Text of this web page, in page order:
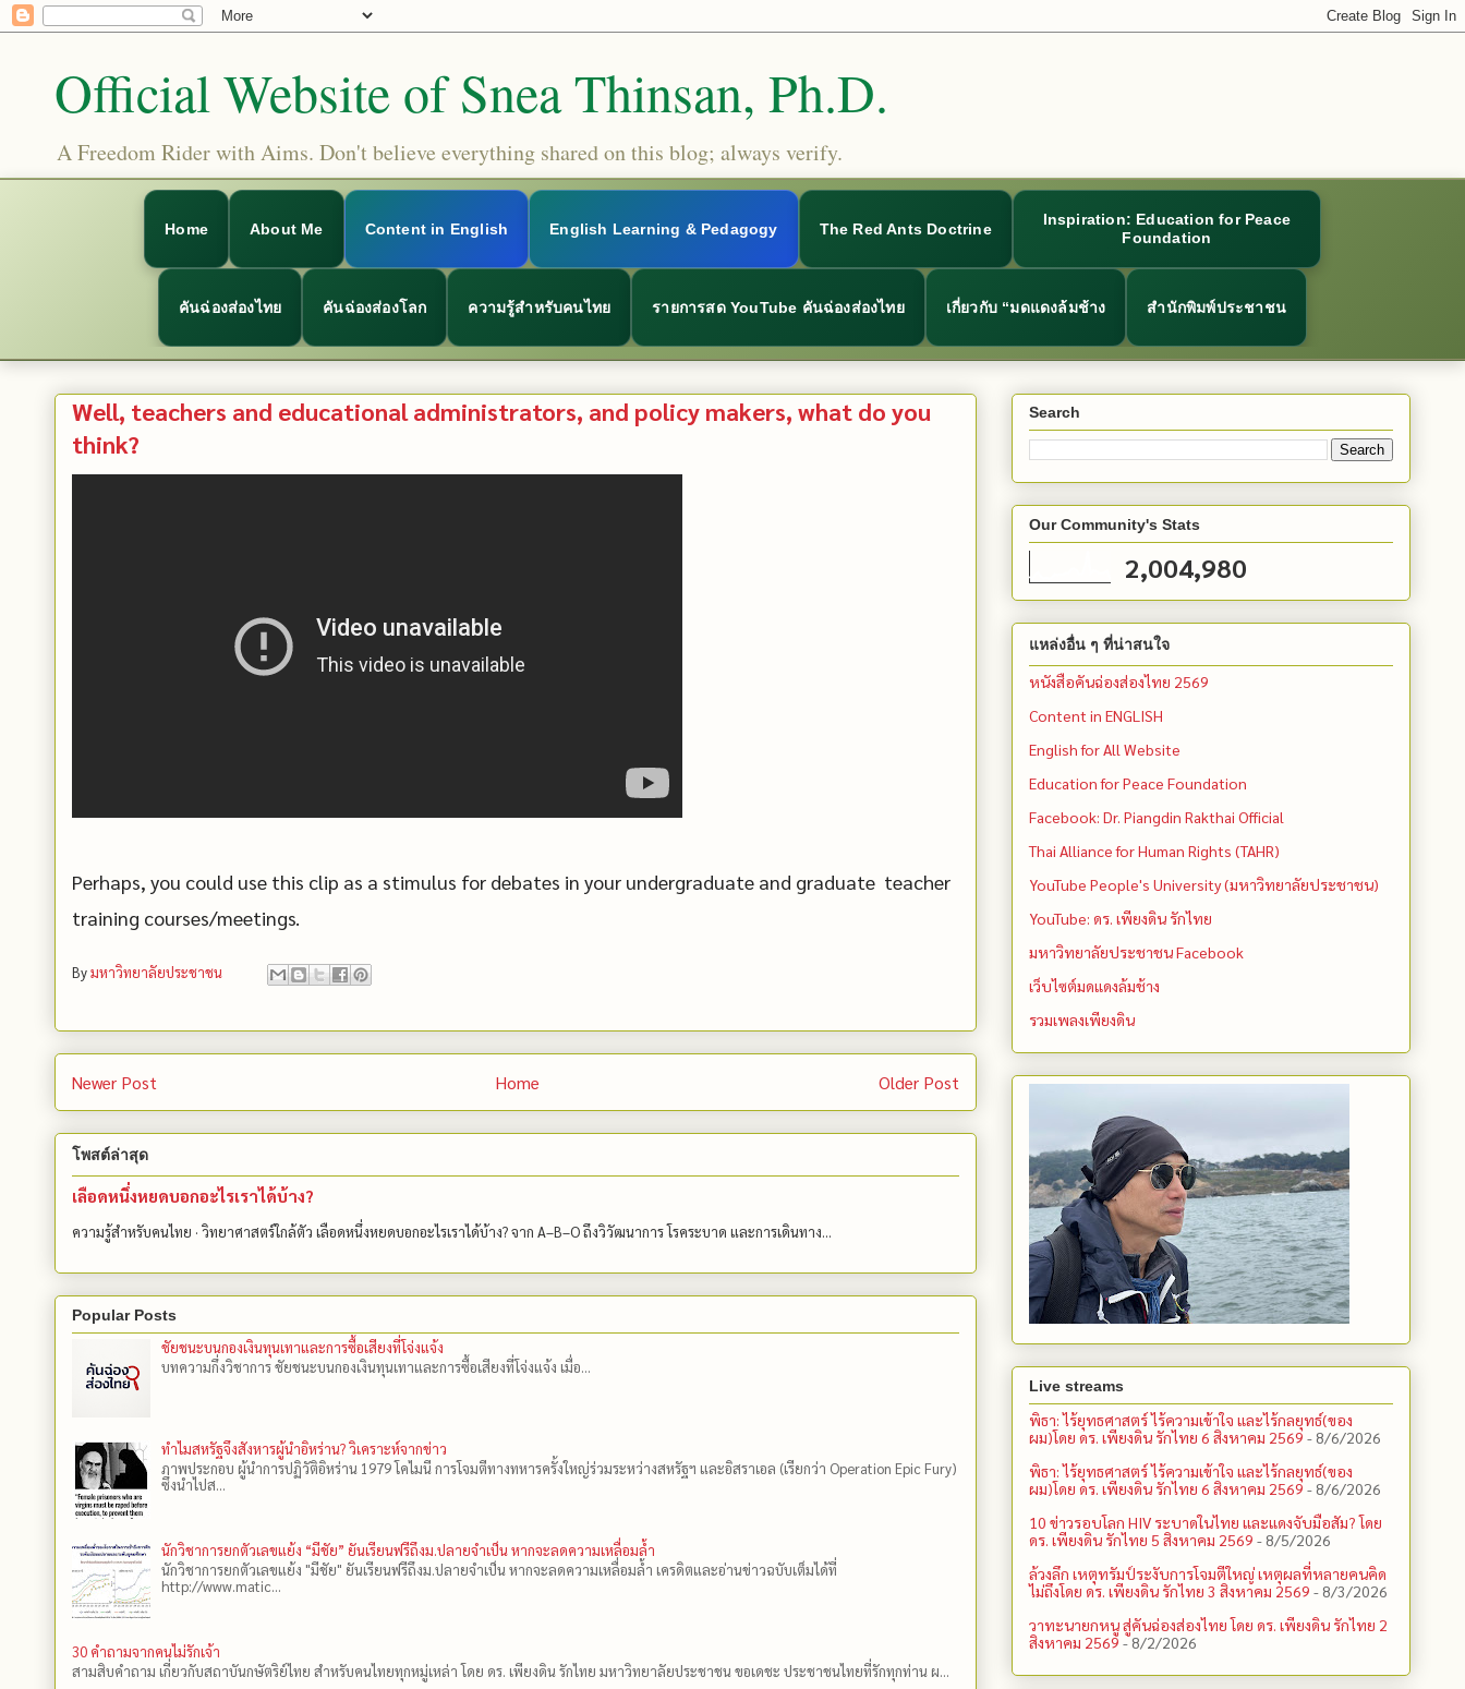
Official Website of Snea Thinsan, Ph.D.
A Freedom Rider with Aims. Don't believe everything shared on this blog; always verify.
Home About Me Content in English English Learning & Pedagogy The Red Ants Doctrine
Inspiration: Education for Peace
Foundation
คันฉ่องส่องไทย คันฉ่องส่องโลก ความรู้สำหรับคนไทย รายการสด YouTube คันฉ่องส่องไทย เกี่ยวกับ “มดแดงล้มช้าง สำนักพิมพ์ประชาชน
Well, teachers and educational administrators, and policy makers, what do you
think?
Perhaps, you could use this clip as a stimulus for debates in your undergraduate and graduate teacher
training courses/meetings.
Byมหาวิทยาลัยประชาชน
Newer Post Older Post
Home
โพสต์ล่าสุด
เลือดหนึ่งหยดบอกอะไรเราได้บ้าง?
ความรู้สำหรับคนไทย · วิทยาศาสตร์ใกล้ตัว เลือดหนึ่งหยดบอกอะไรเราได้บ้าง? จาก A–B–O ถึงวิวัฒนาการ โรคระบาด และการเดินทาง...
Popular Posts
ชัยชนะบนกองเงินทุนเทาและการซื้อเสียงที่โจ่งแจ้ง
บทความกึ่งวิชาการ ชัยชนะบนกองเงินทุนเทาและการซื้อเสียงที่โจ่งแจ้ง เมื่อ...
ทำไมสหรัฐจึงสังหารผู้นำอิหร่าน? วิเคราะห์จากข่าว
ภาพประกอบ ผู้นำการปฏิวัติอิหร่าน 1979 โคไมนี การโจมตีทางทหารครั้งใหญ่ร่วมระหว่างสหรัฐฯ และอิสราเอล (เรียกว่า Operation Epic Fury)
ซึ่งนำไปส...
นักวิชาการยกตัวเลขแย้ง “มีชัย” ยันเรียนฟรีถึงม.ปลายจำเป็น หากจะลดความเหลื่อมล้ำ
นักวิชาการยกตัวเลขแย้ง "มีชัย" ยันเรียนฟรีถึงม.ปลายจำเป็น หากจะลดความเหลื่อมล้ำ เครดิตและอ่านข่าวฉบับเต็มได้ที่
http://www.matic...
30 คำถามจากคนไม่รักเจ้า
สามสิบคำถาม เกี่ยวกับสถาบันกษัตริย์ไทย สำหรับคนไทยทุกหมู่เหล่า โดย ดร.​ เพียงดิน รักไทย มหาวิทยาลัยประชาชน ขอเดชะ ประชาชนไทยที่รักทุกท่าน ผ...
Search
Our Community's Stats
2,004,980
แหล่งอื่น ๆ ที่น่าสนใจ
หนังสือคันฉ่องส่องไทย 2569
Content in ENGLISH
English for All Website
Education for Peace Foundation
Facebook: Dr. Piangdin Rakthai Official
Thai Alliance for Human Rights (TAHR)
YouTube People's University (มหาวิทยาลัยประชาชน)
YouTube: ดร. เพียงดิน รักไทย
มหาวิทยาลัยประชาชน Facebook
เว็บไซต์มดแดงล้มช้าง
รวมเพลงเพียงดิน
Live streams
พิธา: ไร้ยุทธศาสตร์ ไร้ความเข้าใจ และไร้กลยุทธ์(ของ
ผม)โดย ดร. เพียงดิน รักไทย 6 สิงหาคม 2569 - 8/6/2026
พิธา: ไร้ยุทธศาสตร์ ไร้ความเข้าใจ และไร้กลยุทธ์(ของ
ผม)โดย ดร. เพียงดิน รักไทย 6 สิงหาคม 2569 - 8/6/2026
10 ข่าวรอบโลก HIV ระบาดในไทย และแดงจับมือสัม? โดย
ดร. เพียงดิน รักไทย 5 สิงหาคม 2569 - 8/5/2026
ล้วงลึก เหตุทรัมป์ระงับการโจมตีใหญ่ เหตุผลที่หลายคนคิด
ไม่ถึงโดย ดร. เพียงดิน รักไทย 3 สิงหาคม 2569 - 8/3/2026
วาทะนายกหนู สู่คันฉ่องส่องไทย โดย ดร. เพียงดิน รักไทย 2
สิงหาคม 2569 - 8/2/2026